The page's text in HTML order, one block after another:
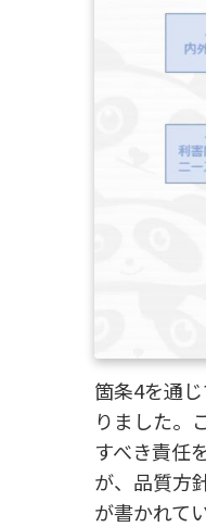
箇条4を通
りました。
すべき責任
が、品質方
が書かれて